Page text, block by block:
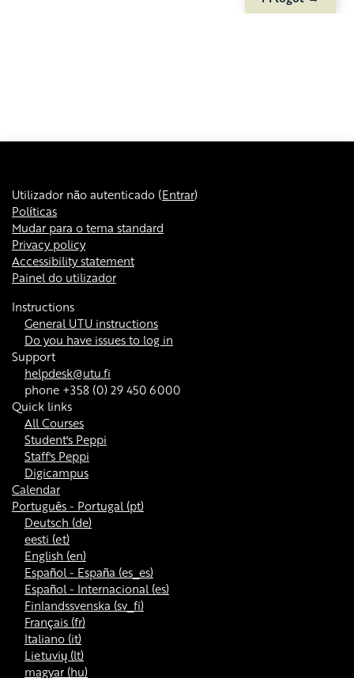
Utilizador não autenticado (Entrar)
Políticas
Mudar para o tema standard
Privacy policy
Accessibility statement
Painel do utilizador
Instructions
General UTU instructions
Do you have issues to log in
Support
helpdesk@utu.fi
phone +358 (0) 29 450 6000
Quick links
All Courses
Student's Peppi
Staff's Peppi
Digicampus
Calendar
Português - Portugal ‎(pt)‎
Deutsch ‎(de)‎
eesti ‎(et)‎
English ‎(en)‎
Español - España ‎(es_es)‎
Español - Internacional ‎(es)‎
Finlandssvenska ‎(sv_fi)‎
Français ‎(fr)‎
Italiano ‎(it)‎
Lietuvių ‎(lt)‎
magyar ‎(hu)‎